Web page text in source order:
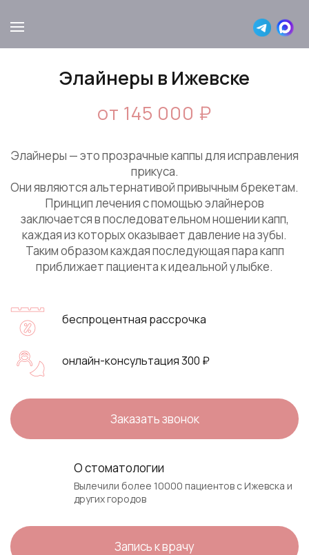
Элайнеры в Ижевске
от 145 000 ₽
Элайнеры — это прозрачные каппы для исправления
прикуса.
Они являются альтернативой привычным брекетам.
Принцип лечения с помощью элайнеров
заключается в последовательном ношении капп,
каждая из которых оказывает давление на зубы.
Таким образом каждая последующая пара капп
приближает пациента к идеальной улыбке.
беспроцентная рассрочка
онлайн-консультация 300 ₽
Заказать звонок
О стоматологии
Вылечили более 10000 пациентов с Ижевска и
других городов
Запись к врачу